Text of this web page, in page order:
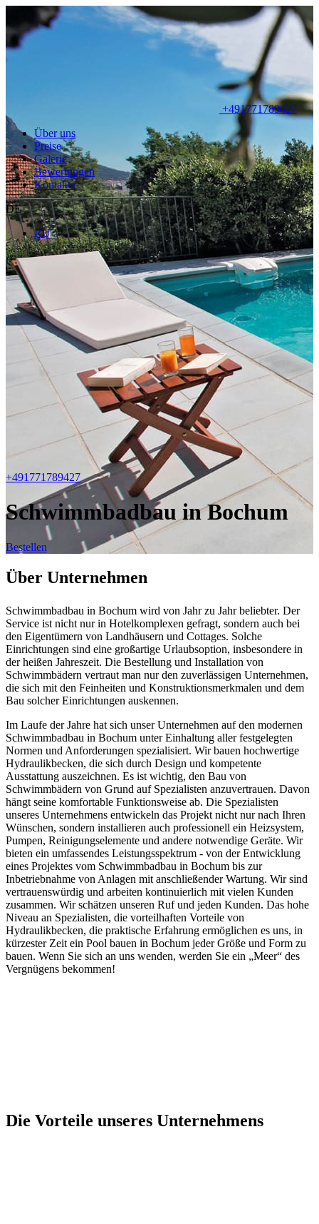
+491771789427
Über uns
Preise
Galerie
Bewertungen
Kontakte
DE
RU
+491771789427
Schwimmbadbau in Bochum
Bestellen
Über Unternehmen
Schwimmbadbau in Bochum wird von Jahr zu Jahr beliebter. Der
Service ist nicht nur in Hotelkomplexen gefragt, sondern auch bei
den Eigentümern von Landhäusern und Cottages. Solche
Einrichtungen sind eine großartige Urlaubsoption, insbesondere in
der heißen Jahreszeit. Die Bestellung und Installation von
Schwimmbädern vertraut man nur den zuverlässigen Unternehmen,
die sich mit den Feinheiten und Konstruktionsmerkmalen und dem
Bau solcher Einrichtungen auskennen.
Im Laufe der Jahre hat sich unser Unternehmen auf den modernen
Schwimmbadbau in Bochum unter Einhaltung aller festgelegten
Normen und Anforderungen spezialisiert. Wir bauen hochwertige
Hydraulikbecken, die sich durch Design und kompetente
Ausstattung auszeichnen. Es ist wichtig, den Bau von
Schwimmbädern von Grund auf Spezialisten anzuvertrauen. Davon
hängt seine komfortable Funktionsweise ab. Die Spezialisten
unseres Unternehmens entwickeln das Projekt nicht nur nach Ihren
Wünschen, sondern installieren auch professionell ein Heizsystem,
Pumpen, Reinigungselemente und andere notwendige Geräte. Wir
bieten ein umfassendes Leistungsspektrum - von der Entwicklung
eines Projektes vom Schwimmbadbau in Bochum bis zur
Inbetriebnahme von Anlagen mit anschließender Wartung. Wir sind
vertrauenswürdig und arbeiten kontinuierlich mit vielen Kunden
zusammen. Wir schätzen unseren Ruf und jeden Kunden. Das hohe
Niveau an Spezialisten, die vorteilhaften Vorteile von
Hydraulikbecken, die praktische Erfahrung ermöglichen es uns, in
kürzester Zeit ein Pool bauen in Bochum jeder Größe und Form zu
bauen. Wenn Sie sich an uns wenden, werden Sie ein „Meer“ des
Vergnügens bekommen!
Die Vorteile unseres Unternehmens